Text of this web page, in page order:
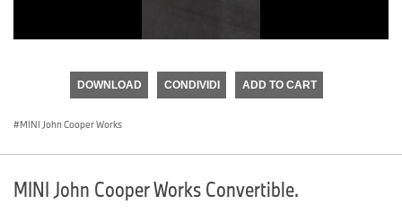
DOWNLOAD CONDIVIDI ADD TO CART
MINI John Cooper Works
MINI John Cooper Works Convertible.